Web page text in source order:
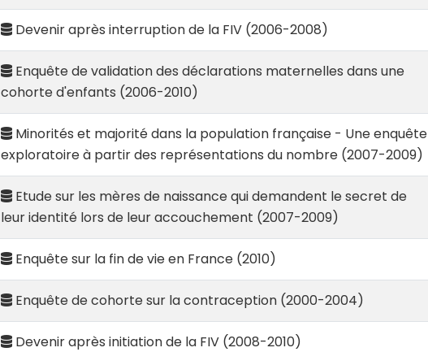
Devenir après interruption de la FIV (2006-2008)
Enquête de validation des déclarations maternelles dans une
cohorte d'enfants (2006-2010)
Minorités et majorité dans la population française - Une enquête
exploratoire à partir des représentations du nombre (2007-2009)
Etude sur les mères de naissance qui demandent le secret de
leur identité lors de leur accouchement (2007-2009)
Enquête sur la fin de vie en France (2010)
Enquête de cohorte sur la contraception (2000-2004)
Devenir après initiation de la FIV (2008-2010)